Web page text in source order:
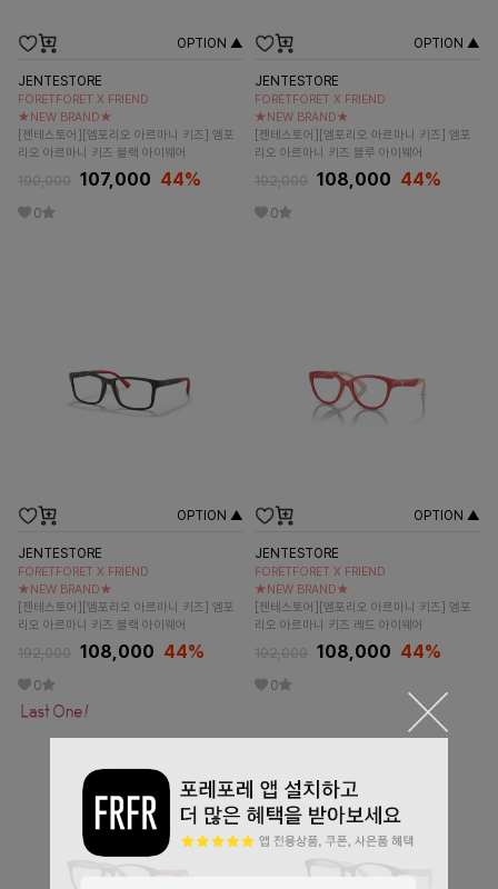
OPTION ▲
JENTESTORE
FORETFORET X FRIEND
★NEW BRAND★
[젠테스토어][엠포리오 아르마니 키즈] 엠포
리오 아르마니 키즈 블랙 아이웨어
190,000 107,000 44%
0
OPTION ▲
JENTESTORE
FORETFORET X FRIEND
★NEW BRAND★
[젠테스토어][엠포리오 아르마니 키즈] 엠포
리오 아르마니 키즈 블루 아이웨어
192,000 108,000 44%
0
OPTION ▲
JENTESTORE
FORETFORET X FRIEND
★NEW BRAND★
[젠테스토어][엠포리오 아르마니 키즈] 엠포
리오 아르마니 키즈 블랙 아이웨어
192,000 108,000 44%
0
OPTION ▲
JENTESTORE
FORETFORET X FRIEND
★NEW BRAND★
[젠테스토어][엠포리오 아르마니 키즈] 엠포
리오 아르마니 키즈 레드 아이웨어
192,000 108,000 44%
0